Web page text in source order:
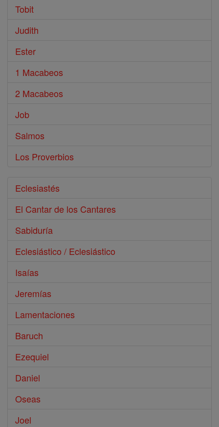
Tobit
Judith
Ester
1 Macabeos
2 Macabeos
Job
Salmos
Los Proverbios
Eclesiastés
El Cantar de los Cantares
Sabiduría
Eclesiástico / Eclesiástico
Isaías
Jeremías
Lamentaciones
Baruch
Ezequiel
Daniel
Oseas
Joel